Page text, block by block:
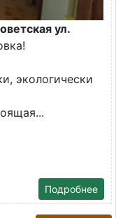
ул.
экологически
Подробнее